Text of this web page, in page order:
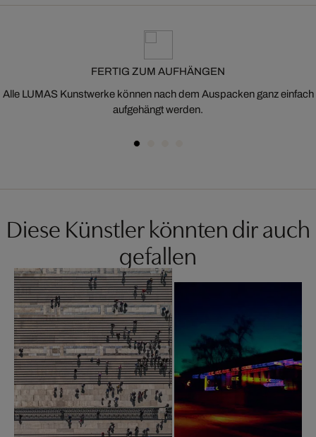
FERTIG ZUM AUFHÄNGEN
Alle LUMAS Kunstwerke können nach dem Auspacken ganz einfach
aufgehängt werden.
Diese Künstler könnten dir auch
gefallen